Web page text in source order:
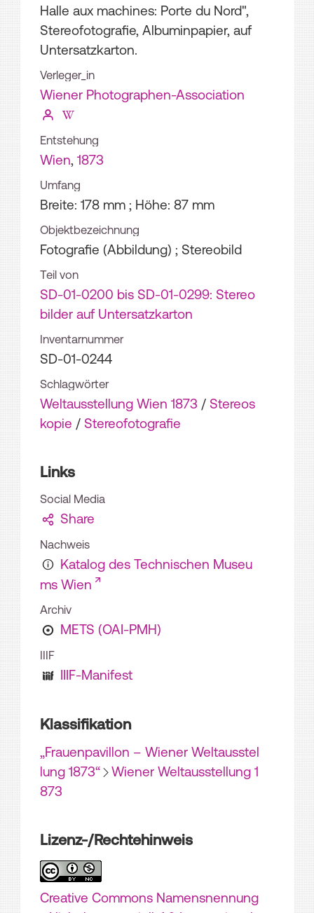
Halle aux machines: Porte du Nord",
Stereofotografie, Albuminpapier, auf
Untersatzkarton.
Verleger_in
Wiener Photographen-Association
Entstehung
Wien, 1873
Umfang
Breite: 178 mm ; Höhe: 87 mm
Objektbezeichnung
Fotografie (Abbildung) ; Stereobild
Teil von
SD-01-0200 bis SD-01-0299: Stereo
bilder auf Untersatzkarton
Inventarnummer
SD-01-0244
Schlagwörter
Weltausstellung Wien 1873 / Stereos
kopie / Stereofotografie
Links
Social Media
Share
Nachweis
Katalog des Technischen Museu
ms Wien
Archiv
METS (OAI-PMH)
IIIF
IIIF-Manifest
Klassifikation
„Frauenpavillon – Wiener Weltausstel
lung 1873“
Wiener Weltausstellung 1
873
Lizenz-/Rechtehinweis
Creative Commons Namensnennung